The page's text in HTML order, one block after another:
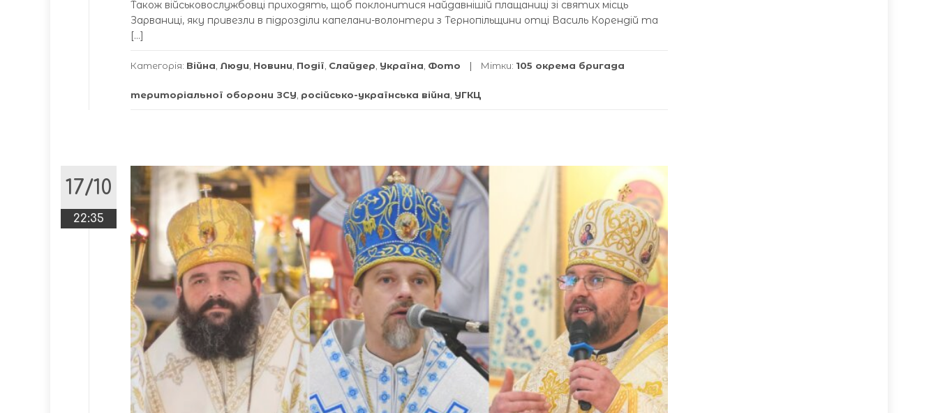
Також військовослужбовці приходять, щоб поклонитися найдавнішій плащаниці зі святих місць
Зарваниці, яку привезли в підрозділи капелани-волонтери з Тернопільщини отці Василь Корендій та
[…]
Категорія: Війна Люди Новини Події Слайдер Україна Фото Мітки: 105 окрема бригада
територіальної оборони ЗСУ російсько-українська війна УГКЦ
17/10
22:35